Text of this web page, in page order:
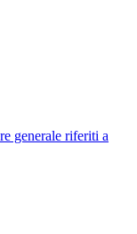
generale riferiti a